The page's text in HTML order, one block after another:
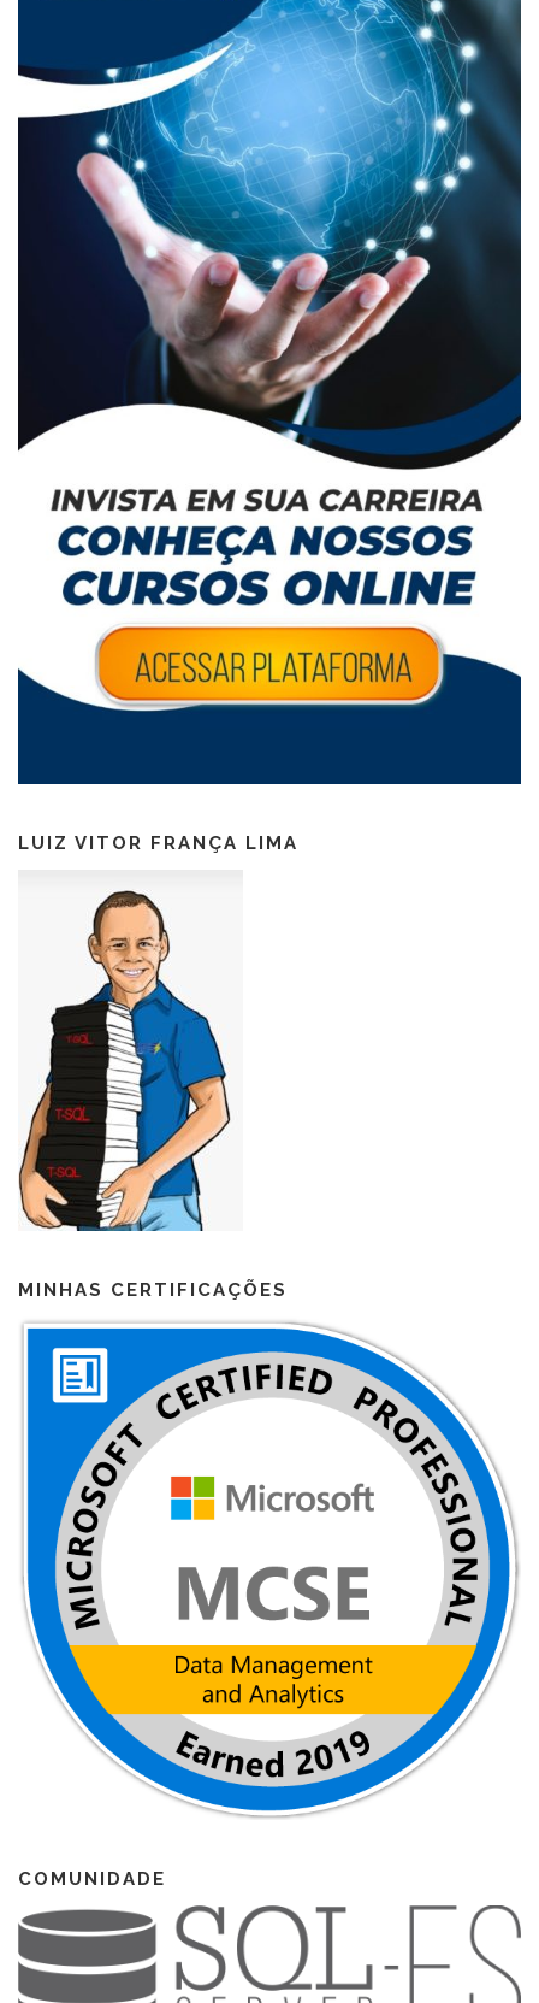
LUIZ VITOR FRANÇA LIMA
MINHAS CERTIFICAÇÕES
COMUNIDADE